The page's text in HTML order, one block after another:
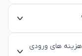
های ورودی